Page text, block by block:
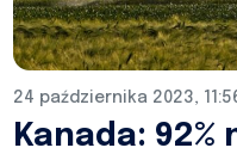
24 października 2023,
Kanada: 92%